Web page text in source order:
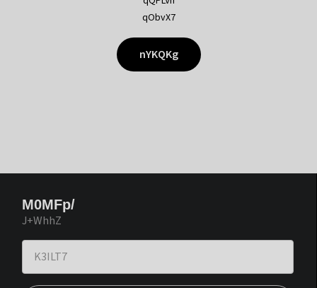
qObvX7
nYKQKg
M0MFp/
J+WhhZ